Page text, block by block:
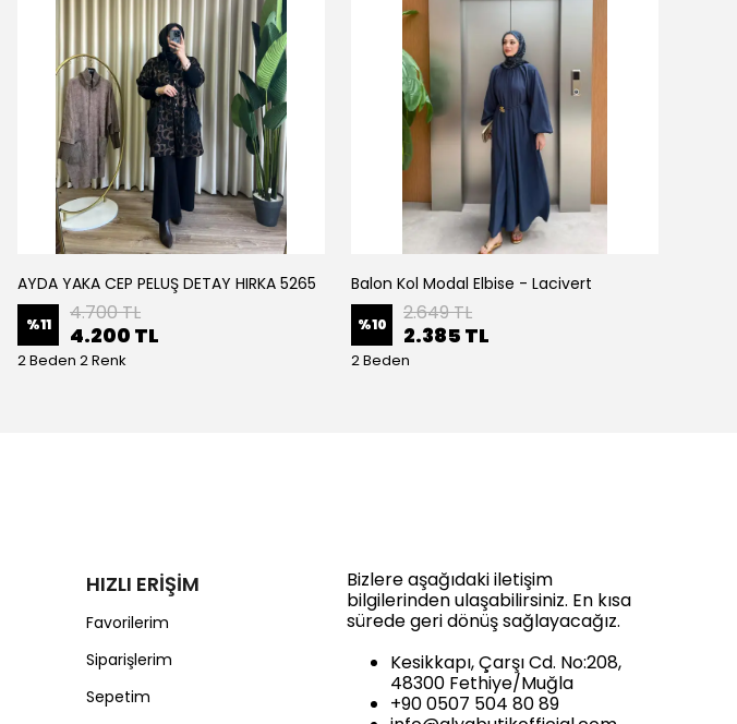
AYDA YAKA CEP PELUŞ DETAY HIRKA 5265
%11 4.700 TL
4.200 TL
2 Beden 2 Renk
Balon Kol Modal Elbise - Lacivert
%10 2.649 TL
2.385 TL
2 Beden
HIZLI ERİŞİM
Favorilerim
Siparişlerim
Sepetim
Bizlere aşağıdaki iletişim
bilgilerinden ulaşabilirsiniz. En kısa
sürede geri dönüş sağlayacağız.
Kesikkapı, Çarşı Cd. No:208,
48300 Fethiye/Muğla
+90 0507 504 80 89